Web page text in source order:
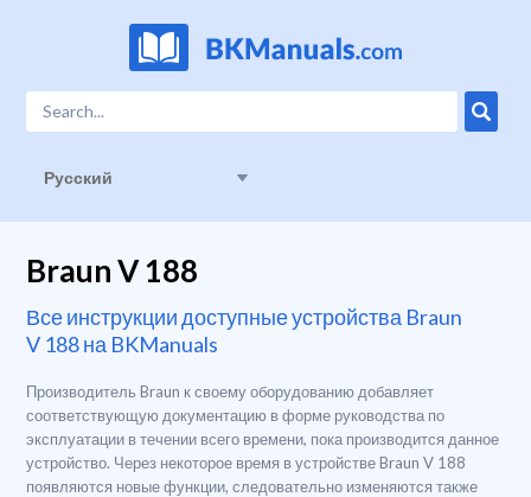
Русский
Braun V 188
Все инструкции доступные устройства Braun
V 188 на BKManuals
Производитель Braun к своему оборудованию добавляет
соответствующую документацию в форме руководства по
эксплуатации в течении всего времени, пока производится данное
устройство. Через некоторое время в устройстве Braun V 188
появляются новые функции, следовательно изменяются также